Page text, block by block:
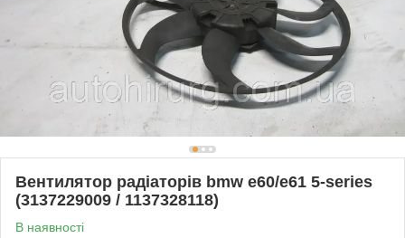
Вентилятор радіаторів bmw e60/e61 5-series
(3137229009 / 1137328118)
В наявності